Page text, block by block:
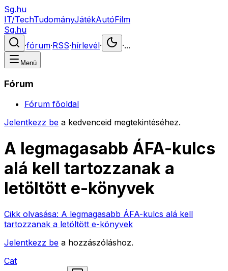
Sg.hu
IT/TechTudományJátékAutóFilm
Sg.hu
·fórum·RSS·hírlevél· ·...
Menü
Fórum
Fórum főoldal
Jelentkezz be a kedvenceid megtekintéséhez.
A legmagasabb ÁFA-kulcs
alá kell tartozzanak a
letöltött e-könyvek
Cikk olvasása: A legmagasabb ÁFA-kulcs alá kell
tartozzanak a letöltött e-könyvek
Jelentkezz be a hozzászóláshoz.
Cat